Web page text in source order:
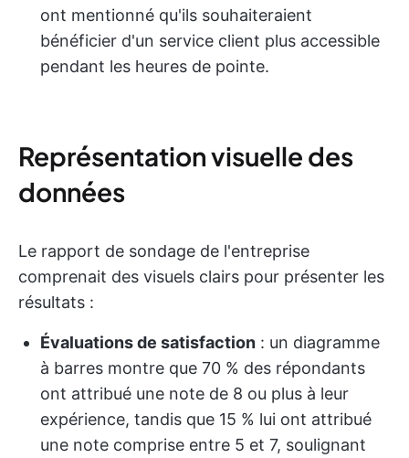
ont mentionné qu'ils souhaiteraient
bénéficier d'un service client plus accessible
pendant les heures de pointe.
Représentation visuelle des
données
Le rapport de sondage de l'entreprise
comprenait des visuels clairs pour présenter les
résultats :
Évaluations de satisfaction : un diagramme
à barres montre que 70 % des répondants
ont attribué une note de 8 ou plus à leur
expérience, tandis que 15 % lui ont attribué
une note comprise entre 5 et 7, soulignant